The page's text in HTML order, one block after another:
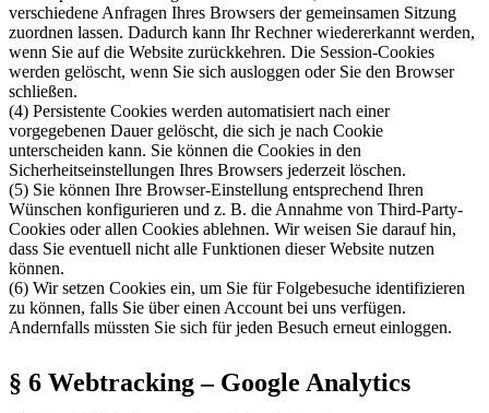
verschiedene Anfragen Ihres Browsers der gemeinsamen Sitzung
zuordnen lassen. Dadurch kann Ihr Rechner wiedererkannt werden,
wenn Sie auf die Website zurückkehren. Die Session-Cookies
werden gelöscht, wenn Sie sich ausloggen oder Sie den Browser
schließen.
(4) Persistente Cookies werden automatisiert nach einer
vorgegebenen Dauer gelöscht, die sich je nach Cookie
unterscheiden kann. Sie können die Cookies in den
Sicherheitseinstellungen Ihres Browsers jederzeit löschen.
(5) Sie können Ihre Browser-Einstellung entsprechend Ihren
Wünschen konfigurieren und z. B. die Annahme von Third-Party-
Cookies oder allen Cookies ablehnen. Wir weisen Sie darauf hin,
dass Sie eventuell nicht alle Funktionen dieser Website nutzen
können.
(6) Wir setzen Cookies ein, um Sie für Folgebesuche identifizieren
zu können, falls Sie über einen Account bei uns verfügen.
Andernfalls müssten Sie sich für jeden Besuch erneut einloggen.
§ 6 Webtracking – Google Analytics